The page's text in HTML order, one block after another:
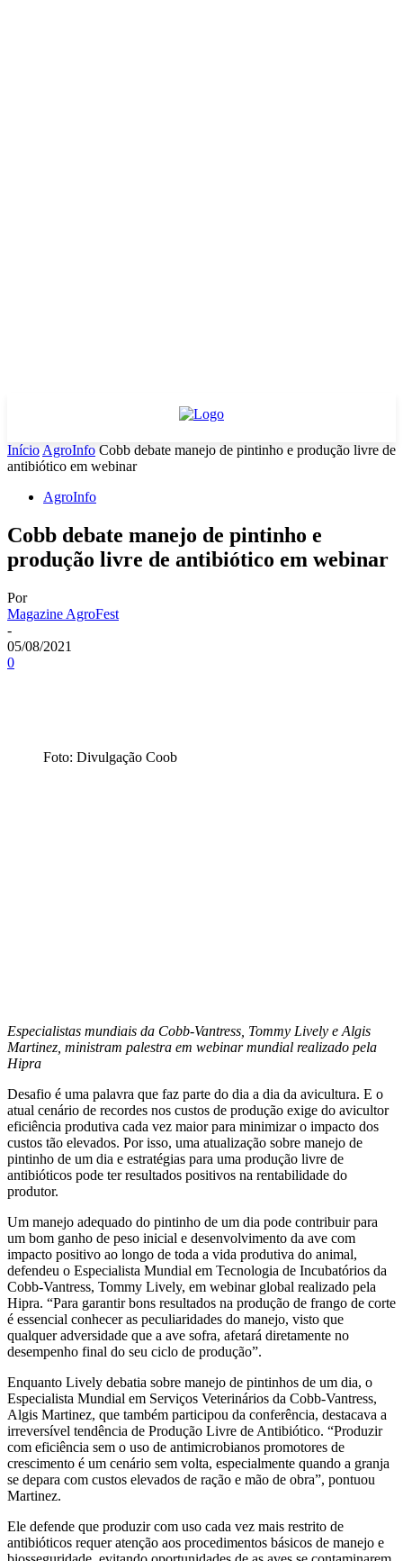
Início AgroInfo Cobb debate manejo de pintinho e produção livre de
antibiótico em webinar
AgroInfo
Cobb debate manejo de pintinho e
produção livre de antibiótico em webinar
Por
Magazine AgroFest
-
05/08/2021
0
Foto: Divulgação Coob
Especialistas mundiais da Cobb-Vantress, Tommy Lively e Algis
Martinez, ministram palestra em webinar mundial realizado pela
Hipra
Desafio é uma palavra que faz parte do dia a dia da avicultura. E o
atual cenário de recordes nos custos de produção exige do avicultor
eficiência produtiva cada vez maior para minimizar o impacto dos
custos tão elevados. Por isso, uma atualização sobre manejo de
pintinho de um dia e estratégias para uma produção livre de
antibióticos pode ter resultados positivos na rentabilidade do
produtor.
Um manejo adequado do pintinho de um dia pode contribuir para
um bom ganho de peso inicial e desenvolvimento da ave com
impacto positivo ao longo de toda a vida produtiva do animal,
defendeu o Especialista Mundial em Tecnologia de Incubatórios da
Cobb-Vantress, Tommy Lively, em webinar global realizado pela
Hipra. “Para garantir bons resultados na produção de frango de corte
é essencial conhecer as peculiaridades do manejo, visto que
qualquer adversidade que a ave sofra, afetará diretamente no
desempenho final do seu ciclo de produção”.
Enquanto Lively debatia sobre manejo de pintinhos de um dia, o
Especialista Mundial em Serviços Veterinários da Cobb-Vantress,
Algis Martinez, que também participou da conferência, destacava a
irreversível tendência de Produção Livre de Antibiótico. “Produzir
com eficiência sem o uso de antimicrobianos promotores de
crescimento é um cenário sem volta, especialmente quando a granja
se depara com custos elevados de ração e mão de obra”, pontuou
Martinez.
Ele defende que produzir com uso cada vez mais restrito de
antibióticos requer atenção aos procedimentos básicos de manejo e